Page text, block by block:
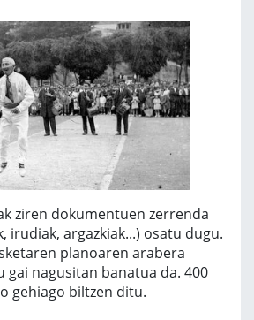
ziren dokumentuen zerrenda
irudiak, argazkiak...) osatu dugu.
planoaren arabera
gai nagusitan banatua da. 400
gehiago biltzen ditu.